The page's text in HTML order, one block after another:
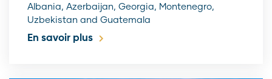
Albania, Azerbaijan, Georgia, Montenegro,
Uzbekistan and Guatemala
En savoir plus